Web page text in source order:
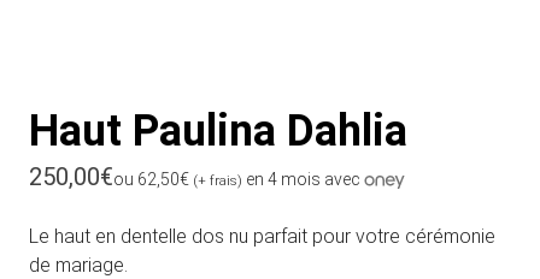
Haut Paulina Dahlia
Prix habituel
250,00€ou 62,50€ (+ frais) en 4 mois avec
Le haut en dentelle dos nu parfait pour votre cérémonie
de mariage.